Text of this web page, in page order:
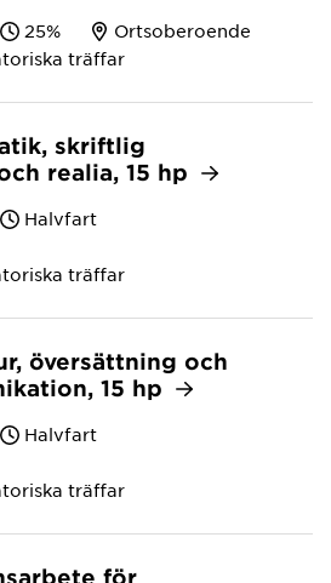
25%
Ortsoberoende
träffar
skriftlig
realia, 15 hp
Halvfart
träffar
översättning och
15 hp
Halvfart
träffar
för